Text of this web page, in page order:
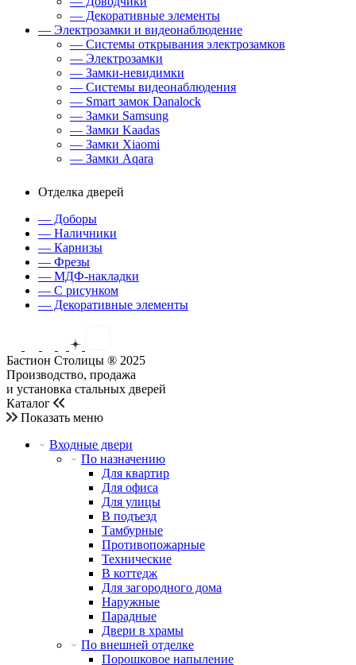
— Декоративные элементы
— Электрозамки и видеонаблюдение
— Системы открывания электрозамков
— Электрозамки
— Замки-невидимки
— Системы видеонаблюдения
— Smart замок Danalock
— Замки Samsung
— Замки Kaadas
— Замки Xiaomi
— Замки Aqara
Отделка дверей
— Доборы
— Наличники
— Карнизы
— Фрезы
— МДФ-накладки
— С рисунком
— Декоративные элементы
Бастион Столицы ® 2025
Производство, продажа
и установка стальных дверей
Каталог
Показать меню
Входные двери
По назначению
Для квартир
Для офиса
Для улицы
В подъезд
Тамбурные
Противопожарные
Технические
В коттедж
Для загородного дома
Наружные
Парадные
Двери в храмы
По внешней отделке
Порошковое напыление